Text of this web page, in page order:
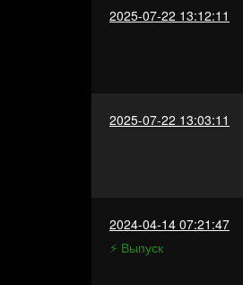
2025-07-22 13:12:11
2025-07-22 13:03:11
2024-04-14 07:21:47
⚡️ Выпуск